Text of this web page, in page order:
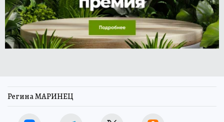
Регина МАРИНЕЦ